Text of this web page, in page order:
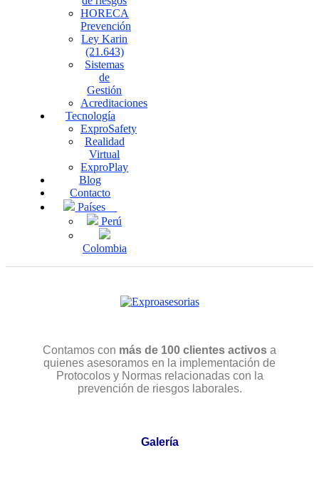
HORECA
Prevención
Ley Karin
(21.643)
Sistemas
de
Gestión
Acreditaciones
Tecnología
ExproSafety
Realidad
Virtual
ExproPlay
Blog
Contacto
Países
Perú
Colombia
Contamos con más de 100 clientes activos a
quienes asesoramos en la implementación de
Protocolos y Normas relacionadas con la
prevención de riesgos laborales.
Galería